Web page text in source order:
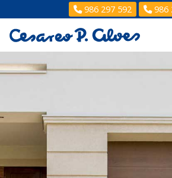
986 297 592 986